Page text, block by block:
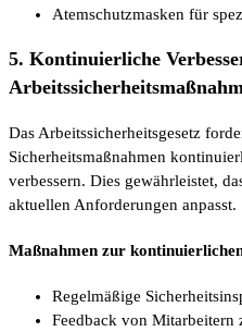
Atemschutzmasken für
5. Kontinuierliche
Das Arbeitssicherheitsgesetz
Sicherheitsmaßnahmen
verbessern. Dies gewährleistet,
aktuellen Anforderungen anpasst.
Maßnahmen zur
Regelmäßige
Feedback von Mitarbeitern